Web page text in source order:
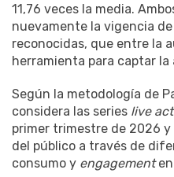
11,76 veces la media.
nuevamente la vigencia
reconocidas, que entre la
herramienta para captar la
Según la metodología de
considera las series live
primer trimestre de 2026
del público a través de
consumo y engagementen